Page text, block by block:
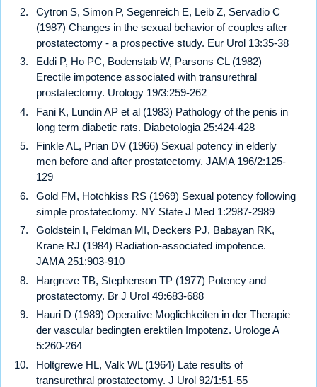
Cytron S, Simon P, Segenreich E, Leib Z, Servadio C
(1987) Changes in the sexual behavior of couples after
prostatectomy - a prospective study. Eur Urol 13:35-38
Eddi P, Ho PC, Bodenstab W, Parsons CL (1982)
Erectile impotence associated with transurethral
prostatectomy. Urology 19/3:259-262
Fani K, Lundin AP et al (1983) Pathology of the penis in
long term diabetic rats. Diabetologia 25:424-428
Finkle AL, Prian DV (1966) Sexual potency in elderly
men before and after prostatectomy. JAMA 196/2:125-
129
Gold FM, Hotchkiss RS (1969) Sexual potency following
simple prostatectomy. NY State J Med 1:2987-2989
Goldstein I, Feldman MI, Deckers PJ, Babayan RK,
Krane RJ (1984) Radiation-associated impotence.
JAMA 251:903-910
Hargreve TB, Stephenson TP (1977) Potency and
prostatectomy. Br J UroI 49:683-688
Hauri D (1989) Operative Moglichkeiten in der Therapie
der vascular bedingten erektilen Impotenz. Urologe A
5:260-264
Holtgrewe HL, Valk WL (1964) Late results of
transurethral prostatectomy. J Urol 92/1:51-55